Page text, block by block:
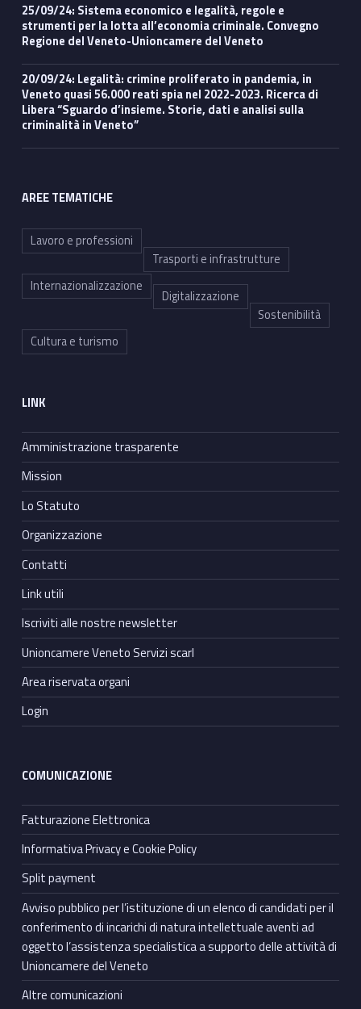
25/09/24: Sistema economico e legalità, regole e
strumenti per la lotta all’economia criminale. Convegno
Regione del Veneto-Unioncamere del Veneto
20/09/24: Legalità: crimine proliferato in pandemia, in
Veneto quasi 56.000 reati spia nel 2022-2023. Ricerca di
Libera “Sguardo d’insieme. Storie, dati e analisi sulla
criminalità in Veneto”
AREE TEMATICHE
Lavoro e professioni
Trasporti e infrastrutture
Internazionalizzazione
Digitalizzazione
Sostenibilità
Cultura e turismo
LINK
Amministrazione trasparente
Mission
Lo Statuto
Organizzazione
Contatti
Link utili
Iscriviti alle nostre newsletter
Unioncamere Veneto Servizi scarl
Area riservata organi
Login
COMUNICAZIONE
Fatturazione Elettronica
Informativa Privacy e Cookie Policy
Split payment
Avviso pubblico per l’istituzione di un elenco di candidati per il
conferimento di incarichi di natura intellettuale aventi ad
oggetto l’assistenza specialistica a supporto delle attività di
Unioncamere del Veneto
Altre comunicazioni